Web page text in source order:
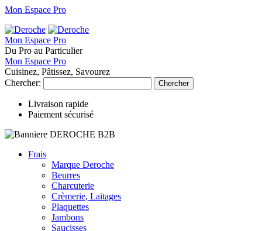
Mon Espace Pro
Mon Espace Pro
Du Pro au Particulier
Mon Espace Pro
Cuisinez, Pâtissez, Savourez
Chercher:
Chercher
Livraison rapide
Paiement sécurisé
Frais
Marque Deroche
Beurres
Charcuterie
Crèmerie, Laitages
Plaquettes
Jambons
Saucisses